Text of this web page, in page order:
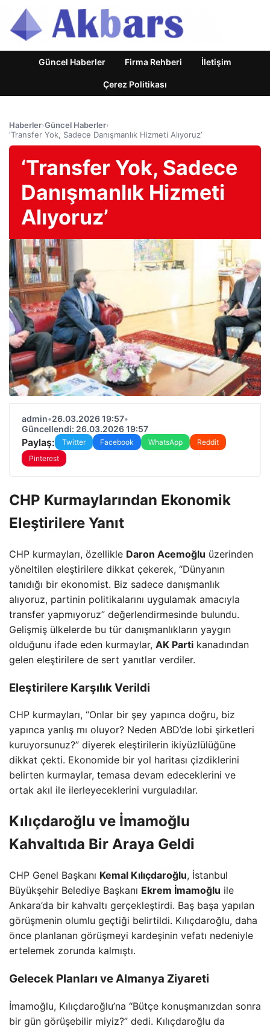
Güncel Haberler Firma Rehberi İletişim
Çerez Politikası
Haberler›Güncel Haberler›
‘Transfer Yok, Sadece Danışmanlık Hizmeti Alıyoruz’
‘Transfer Yok, Sadece
Danışmanlık Hizmeti
Alıyoruz’
admin•26.03.2026 19:57•
Güncellendi: 26.03.2026 19:57
Paylaş: Twitter Facebook WhatsApp
Reddit
Pinterest
CHP Kurmaylarından Ekonomik
Eleştirilere Yanıt
CHP kurmayları, özellikle Daron Acemoğlu üzerinden
yöneltilen eleştirilere dikkat çekerek, “Dünyanın
tanıdığı bir ekonomist. Biz sadece danışmanlık
alıyoruz, partinin politikalarını uygulamak amacıyla
transfer yapmıyoruz” değerlendirmesinde bulundu.
Gelişmiş ülkelerde bu tür danışmanlıkların yaygın
olduğunu ifade eden kurmaylar, AK Parti kanadından
gelen eleştirilere de sert yanıtlar verdiler.
Eleştirilere Karşılık Verildi
CHP kurmayları, “Onlar bir şey yapınca doğru, biz
yapınca yanlış mı oluyor? Neden ABD’de lobi şirketleri
kuruyorsunuz?” diyerek eleştirilerin ikiyüzlülüğüne
dikkat çekti. Ekonomide bir yol haritası çizdiklerini
belirten kurmaylar, temasa devam edeceklerini ve
ortak akıl ile ilerleyeceklerini vurguladılar.
Kılıçdaroğlu ve İmamoğlu
Kahvaltıda Bir Araya Geldi
CHP Genel Başkanı Kemal Kılıçdaroğlu, İstanbul
Büyükşehir Belediye Başkanı Ekrem İmamoğlu ile
Ankara’da bir kahvaltı gerçekleştirdi. Baş başa yapılan
görüşmenin olumlu geçtiği belirtildi. Kılıçdaroğlu, daha
önce planlanan görüşmeyi kardeşinin vefatı nedeniyle
ertelemek zorunda kalmıştı.
Gelecek Planları ve Almanya Ziyareti
İmamoğlu, Kılıçdaroğlu’na “Bütçe konuşmanızdan sonra
bir gün görüşebilir miyiz?” dedi. Kılıçdaroğlu da